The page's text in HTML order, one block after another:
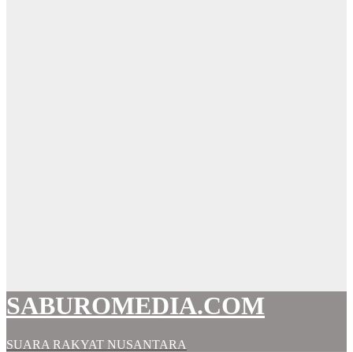
SABUROMEDIA.COM
SUARA RAKYAT NUSANTARA